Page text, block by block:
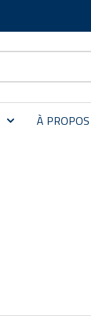
À PROPOS